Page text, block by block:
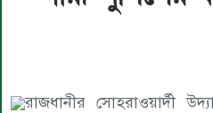
রাজধানীর সোহরাওয়ার্দী